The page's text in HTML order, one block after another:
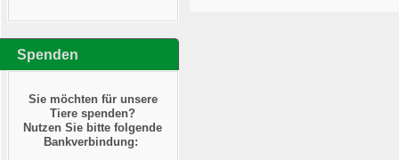
Spenden
Sie möchten für unsere
Tiere spenden?
Nutzen Sie bitte folgende
Bankverbindung: